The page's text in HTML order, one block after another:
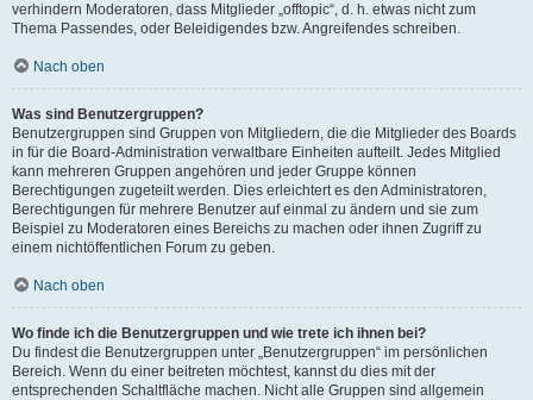
verhindern Moderatoren, dass Mitglieder „offtopic“, d. h. etwas nicht zum
Thema Passendes, oder Beleidigendes bzw. Angreifendes schreiben.
Nach oben
Was sind Benutzergruppen?
Benutzergruppen sind Gruppen von Mitgliedern, die die Mitglieder des Boards
in für die Board-Administration verwaltbare Einheiten aufteilt. Jedes Mitglied
kann mehreren Gruppen angehören und jeder Gruppe können
Berechtigungen zugeteilt werden. Dies erleichtert es den Administratoren,
Berechtigungen für mehrere Benutzer auf einmal zu ändern und sie zum
Beispiel zu Moderatoren eines Bereichs zu machen oder ihnen Zugriff zu
einem nichtöffentlichen Forum zu geben.
Nach oben
Wo finde ich die Benutzergruppen und wie trete ich ihnen bei?
Du findest die Benutzergruppen unter „Benutzergruppen“ im persönlichen
Bereich. Wenn du einer beitreten möchtest, kannst du dies mit der
entsprechenden Schaltfläche machen. Nicht alle Gruppen sind allgemein